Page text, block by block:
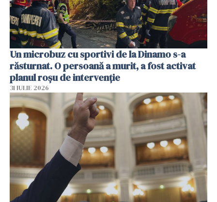
Un microbuz cu sportivi de la Dinamo s-a
răsturnat. O persoană a murit, a fost activat
planul roșu de intervenție
31 IULIE 2026